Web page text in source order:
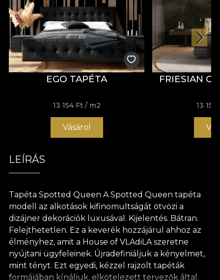
EGO TAPÉTA
13 154 Ft / m2
Vásárol
FRIESIAN
13 154
LEÍRÁS
Tapéta Spotted Queen A Spotted Queen tapéta
modell az alkotások kifinomultságát ötvözi a
dizájner dekorációk luxusával. Kijelentés. Bátran.
Felejthetetlen. Ez a keverék hozzájárul ahhoz az
élményhez, amit a House of VLAdiLA szeretne
nyújtani ügyfeleinek. Újradefiniáljuk a kényelmet,
mint tényt. Ezt egyedi, kézzel rajzolt tapéták
formájában kínáljuk, elkötelezett tervezők által.